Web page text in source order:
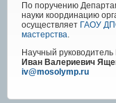
По поручению
науки координацию
осуществляет ГАОУ
мастерства.
Научный руководитель
Иван Валериевич
iv@mosolymp.ru